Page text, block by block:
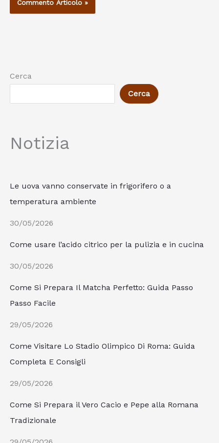
Cerca
Cerca
Notizia
Le uova vanno conservate in frigorifero o a
temperatura ambiente
30/05/2026
Come usare l’acido citrico per la pulizia e in cucina
30/05/2026
Come Si Prepara Il Matcha Perfetto: Guida Passo
Passo Facile
29/05/2026
Come Visitare Lo Stadio Olimpico Di Roma: Guida
Completa E Consigli
29/05/2026
Come Si Prepara il Vero Cacio e Pepe alla Romana
Tradizionale